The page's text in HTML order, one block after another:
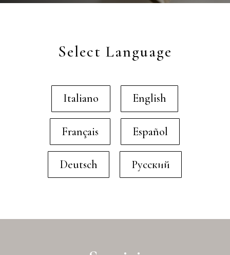
Select Language
Italiano English
Français Español
Deutsch Русский